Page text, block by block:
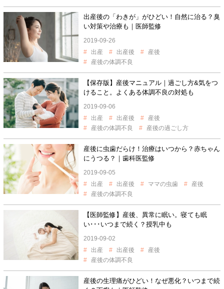
出産後の「わきが」がひどい！自然に治る？臭
い対策や治療も｜医師監修
2019-09-26
出産
出産後
産後
産後の体調不良
【保存版】産後マニュアル｜過ごし方&気をつ
けること。よくある体調不良の対処も
2019-09-06
出産
出産後
産後
産後の体調不良
産後の過ごし方
産後に虫歯だらけ！治療はいつから？赤ちゃん
にうつる？｜歯科医監修
2019-09-05
出産
出産後 ママの虫歯
産後
産後の体調不良
【医師監修】産後、異常に眠い。寝ても眠
い･･･いつまで続く？授乳中も
2019-09-02
出産
出産後
産後
産後の体調不良
産後の生理痛がひどい！なぜ悪化？いつまで続